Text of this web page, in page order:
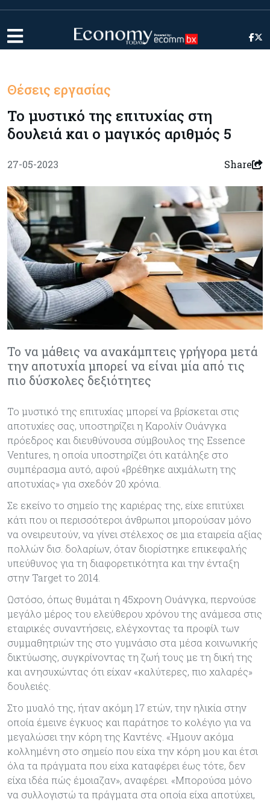
Θέσεις εργασίας
Το μυστικό της επιτυχίας στη
δουλειά και ο μαγικός αριθμός 5
27-05-2023 Share
Το να μάθεις να ανακάμπτεις γρήγορα μετά
την αποτυχία μπορεί να είναι μία από τις
πιο δύσκολες δεξιότητες
Το μυστικό της επιτυχίας μπορεί να βρίσκεται στις
αποτυχίες σας, υποστηρίζει η Καρολίν Ουάνγκα
πρόεδρος και διευθύνουσα σύμβουλος της Essence
Ventures, η οποία υποστηρίζει ότι κατάληξε στο
συμπέρασμα αυτό, αφού «βρέθηκε αιχμάλωτη της
αποτυχίας» για σχεδόν 20 χρόνια.
Σε εκείνο το σημείο της καριέρας της, είχε επιτύχει
κάτι που οι περισσότεροι άνθρωποι μπορούσαν μόνο
να ονειρευτούν, να γίνει στέλεχος σε μια εταιρεία αξίας
πολλών δισ. δολαρίων, όταν διορίστηκε επικεφαλής
υπεύθυνος για τη διαφορετικότητα και την ένταξη
στην Target το 2014.
Ωστόσο, όπως θυμάται η 45χρονη Ουάνγκα, περνούσε
μεγάλο μέρος του ελεύθερου χρόνου της ανάμεσα στις
εταιρικές συναντήσεις, ελέγχοντας τα προφίλ των
συμμαθητριών της στο γυμνάσιο στα μέσα κοινωνικής
δικτύωσης, συγκρίνοντας τη ζωή τους με τη δική της
και ανησυχώντας ότι είχαν «καλύτερες, πιο χαλαρές»
δουλειές.
Στο μυαλό της, ήταν ακόμη 17 ετών, την ηλικία στην
οποία έμεινε έγκυος και παράτησε το κολέγιο για να
μεγαλώσει την κόρη της Καντένς. «Ήμουν ακόμα
κολλημένη στο σημείο που είχα την κόρη μου και έτσι
όλα τα πράγματα που είχα καταφέρει έως τότε, δεν
είχα ιδέα πώς έμοιαζαν», αναφέρει. «Μπορούσα μόνο
να συλλογιστώ τα πράγματα στα οποία είχα αποτύχει,